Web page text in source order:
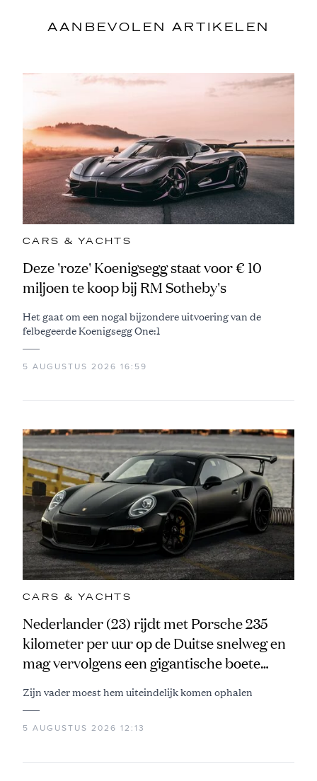
AANBEVOLEN ARTIKELEN
CARS & YACHTS
Deze 'roze' Koenigsegg staat voor € 10
miljoen te koop bij RM Sotheby's
Het gaat om een nogal bijzondere uitvoering van de
felbegeerde Koenigsegg One:1
5 AUGUSTUS 2026 16:59
CARS & YACHTS
Nederlander (23) rijdt met Porsche 235
kilometer per uur op de Duitse snelweg en
mag vervolgens een gigantische boete
Zijn vader moest hem uiteindelijk komen ophalen
5 AUGUSTUS 2026 12:13